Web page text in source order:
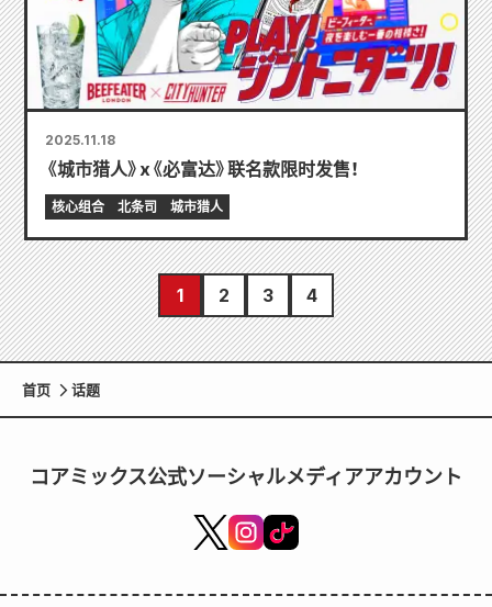
2025.11.18
《城市猎人》x《必富达》联名款限时发售！
核心组合 北条司 城市猎人
1 2 3 4
首页 话题
コアミックス公式ソーシャルメディアアカウント